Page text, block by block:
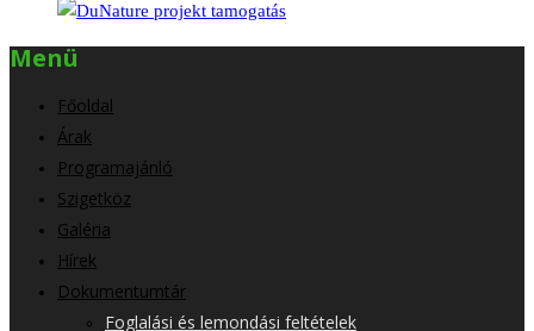
Menü
Főoldal
Árak
Programajánló
Szigetköz
Galéria
Hírek
Dokumentumtár
Foglalási és lemondási feltételek